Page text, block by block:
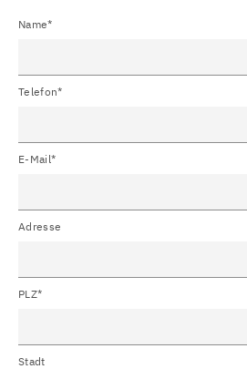
Name*
Telefon*
E-Mail*
Adresse
PLZ*
Stadt